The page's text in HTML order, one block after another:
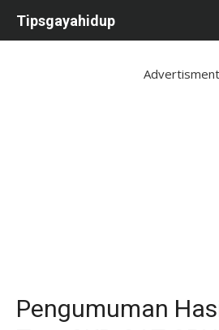
Tipsgayahidup
Advertisment
Pengumuman